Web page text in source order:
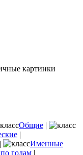
Общие |
|
|
Именные
годам |